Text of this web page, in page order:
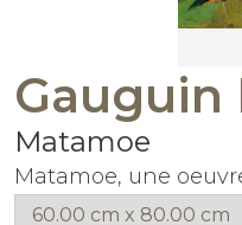
Gauguin
Matamoe
Matamoe, une